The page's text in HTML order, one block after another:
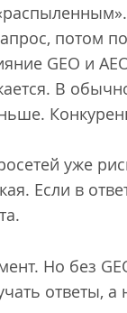
потом
GEO и
В
уже
Если в
Но без
ответы, а